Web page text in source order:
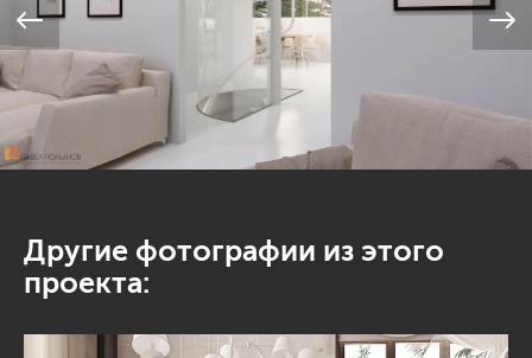
Другие фотографии из этого
проекта: